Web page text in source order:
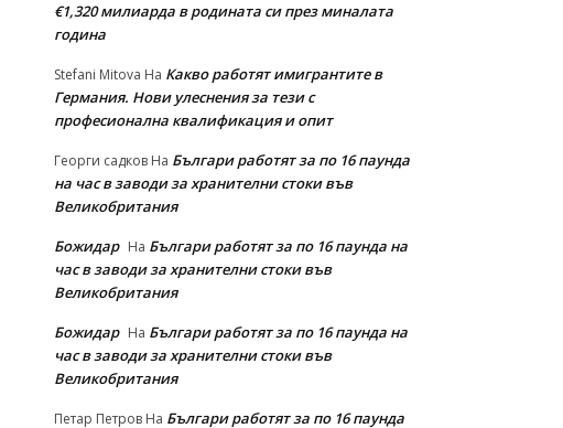
€1,320 милиарда в родината си през миналата
година
Stefani Mitova На Какво работят имигрантите в
Германия. Нови улеснeния за тези с
професионална квалификация и опит
Георги садков На Българи работят за по 16 паунда
на час в заводи за хранителни стоки във
Великобритания
Божидар На Българи работят за по 16 паунда на
час в заводи за хранителни стоки във
Великобритания
Божидар На Българи работят за по 16 паунда на
час в заводи за хранителни стоки във
Великобритания
Петар Петров На Българи работят за по 16 паунда